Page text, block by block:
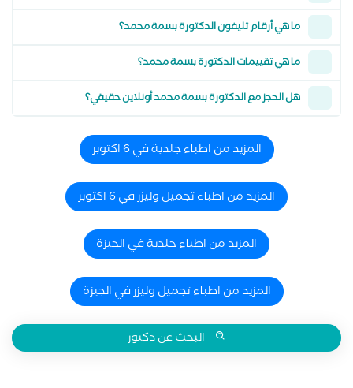
ما هي أرقام تليفون الدكتورة بسمة محمد؟
ما هي تقييمات الدكتورة بسمة محمد؟
هل الحجز مع الدكتورة بسمة محمد أونلاين حقيقي؟
المزيد من اطباء جلدية في 6 اكتوبر
المزيد من اطباء تجميل وليزر في 6 اكتوبر
المزيد من اطباء جلدية في الجيزة
المزيد من اطباء تجميل وليزر في الجيزة
البحث عن دكتور